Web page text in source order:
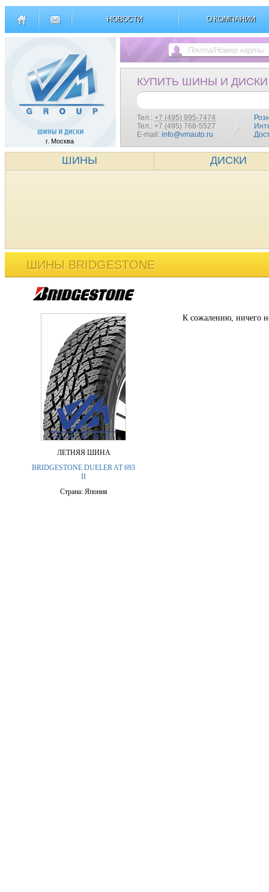
НОВОСТИ О КОМПАНИИ
г. Москва
КУПИТЬ ШИНЫ И ДИСКИ
Тел.: +7 (495) 995-7474
Тел.: +7 (495) 768-5527
E-mail: info@vmauto.ru
ШИНЫ ДИСКИ
ШИНЫ BRIDGESTONE
ЛЕТНЯЯ ШИНА
BRIDGESTONE DUELER AT 693
II
Страна: Япония
К сожалению, ничего